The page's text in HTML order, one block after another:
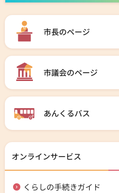
市長のページ
市議会のページ
あんくるバス
オンラインサービス
くらしの手続きガイド